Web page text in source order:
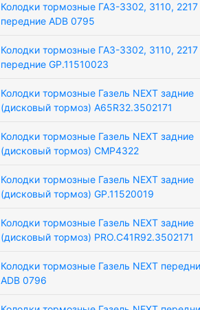
Колодки тормозные ГАЗ-3302, 3110, 2217
передние ADB 0795
Колодки тормозные ГАЗ-3302, 3110, 2217
передние GP.11510023
Колодки тормозные Газель NEXT задние
(дисковый тормоз) A65R32.3502171
Колодки тормозные Газель NEXT задние
(дисковый тормоз) CMP4322
Колодки тормозные Газель NEXT задние
(дисковый тормоз) GP.11520019
Колодки тормозные Газель NEXT задние
(дисковый тормоз) PRO.C41R92.3502171
Колодки тормозные Газель NEXT
ADB 0796